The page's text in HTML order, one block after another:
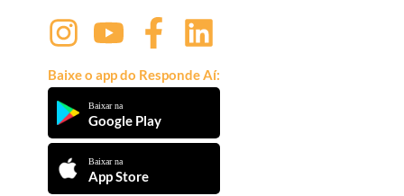
Baixe o app do Responde Aí:
Baixar na
Google Play
Baixar na
App Store